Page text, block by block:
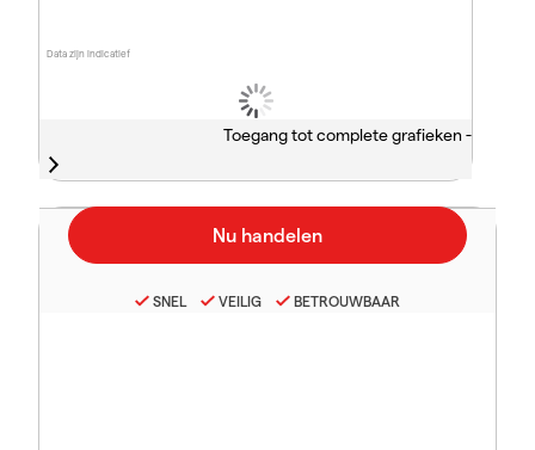
Data zijn indicatief
Toegang tot complete grafieken -
SNEL VEILIG BETROUWBAAR